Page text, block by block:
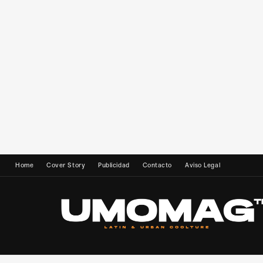
Home Cover Story Publicidad Contacto Aviso Legal